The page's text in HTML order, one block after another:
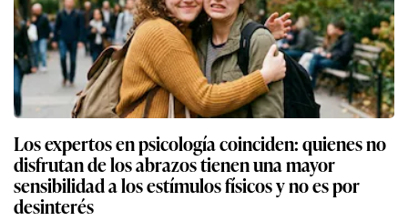
Los expertos en psicología coinciden: quienes no
disfrutan de los abrazos tienen una mayor
sensibilidad a los estímulos físicos y no es por
desinterés